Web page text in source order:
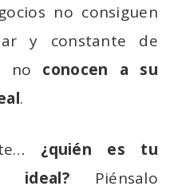
no consiguen
y constante de
no conocen a su
.
¿quién es tu
ideal?Piénsalo